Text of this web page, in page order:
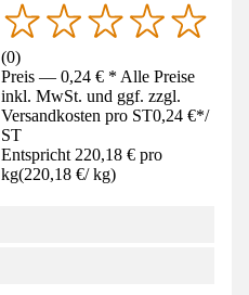
(0)
Preis — 0,24 € * Alle Preise
inkl. MwSt. und ggf. zzgl.
Versandkosten pro ST0,24 €*/
ST
Entspricht 220,18 € pro
kg(220,18 €/ kg)